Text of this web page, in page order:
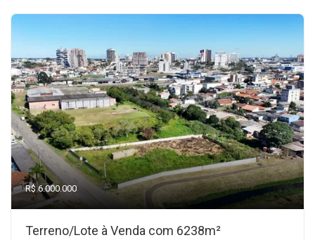
R$ 6.000.000
Terreno/Lote à Venda com 6238m²